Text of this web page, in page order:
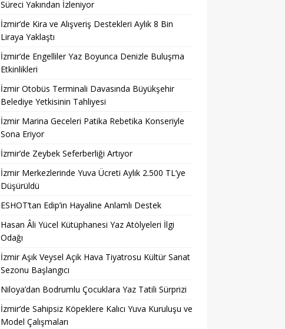
Süreci Yakından İzleniyor
İzmir’de Kira ve Alışveriş Destekleri Aylık 8 Bin
Liraya Yaklaştı
İzmir’de Engelliler Yaz Boyunca Denizle Buluşma
Etkinlikleri
İzmir Otobüs Terminali Davasında Büyükşehir
Belediye Yetkisinin Tahliyesi
İzmir Marina Geceleri Patika Rebetika Konseriyle
Sona Eriyor
İzmir’de Zeybek Seferberliği Artıyor
İzmir Merkezlerinde Yuva Ücreti Aylık 2.500 TL’ye
Düşürüldü
ESHOT’tan Edip’in Hayaline Anlamlı Destek
Hasan Âli Yücel Kütüphanesi Yaz Atölyeleri İlgi
Odağı
İzmir Aşık Veysel Açık Hava Tiyatrosu Kültür Sanat
Sezonu Başlangıcı
Niloya’dan Bodrumlu Çocuklara Yaz Tatili Sürprizi
İzmir’de Sahipsiz Köpeklere Kalıcı Yuva Kuruluşu ve
Model Çalışmaları